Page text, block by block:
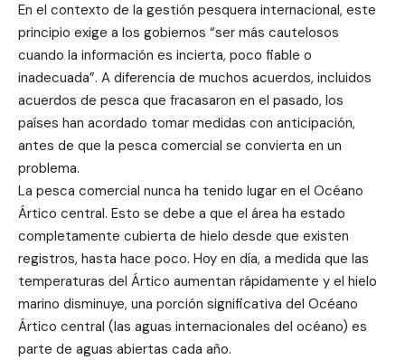
En el contexto de la gestión pesquera internacional, este
principio exige a los gobiernos “ser más cautelosos
cuando la información es incierta, poco fiable o
inadecuada”. A diferencia de muchos acuerdos, incluidos
acuerdos de pesca que fracasaron en el pasado, los
países han acordado tomar medidas con anticipación,
antes de que la pesca comercial se convierta en un
problema.
La pesca comercial nunca ha tenido lugar en el Océano
Ártico central. Esto se debe a que el área ha estado
completamente cubierta de hielo desde que existen
registros, hasta hace poco. Hoy en día, a medida que las
temperaturas del Ártico aumentan rápidamente y el hielo
marino disminuye, una porción significativa del Océano
Ártico central (las aguas internacionales del océano) es
parte de aguas abiertas cada año.